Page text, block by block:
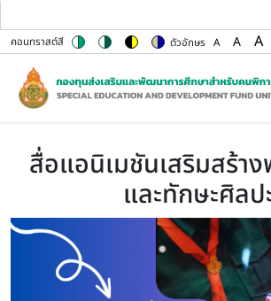
คอนทราสต์สี
Switch to color theme
Switch to high contrast theme
Switch to high visibility
Switch to soft theme
ตัวอักษร A
Set font
A
Set
A
สื่อแอนิเมชันเสริมสร้า
และทักษะศิลป